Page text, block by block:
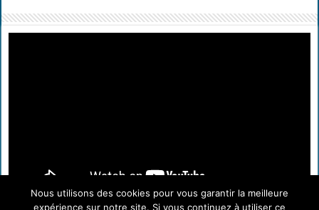
Nous utilisons des cookies pour vous garantir la meilleure
expérience sur notre site. Si vous continuez à utiliser ce